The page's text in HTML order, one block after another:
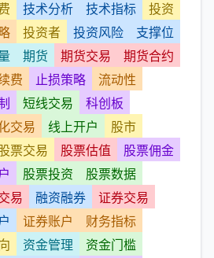
技术分析 技术指标
投资
投资者 投资风险
支撑位
期货 期货交易
期货合约
费 止损策略
流动性
短线交易
科创板
交易 线上开户
股市
票交易 股票估值
股票佣金
股票投资
股票数据
易 融资融券
证券交易
证券账户
财务指标
资金管理
资金门槛